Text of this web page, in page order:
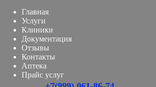
Главная
Услуги
Клиники
Документация
Отзывы
Контакты
Аптека
Прайс услуг